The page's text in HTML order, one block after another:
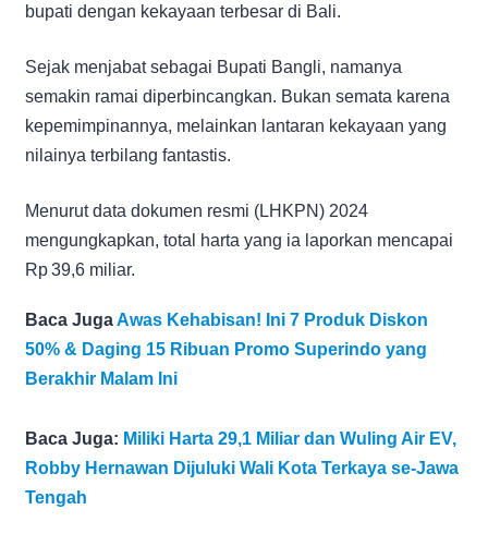
bupati dengan kekayaan terbesar di Bali.
Sejak menjabat sebagai Bupati Bangli, namanya
semakin ramai diperbincangkan. Bukan semata karena
kepemimpinannya, melainkan lantaran kekayaan yang
nilainya terbilang fantastis.
Menurut data dokumen resmi (LHKPN) 2024
mengungkapkan, total harta yang ia laporkan mencapai
Rp 39,6 miliar.
Baca JugaAwas Kehabisan! Ini 7 Produk Diskon
50% & Daging 15 Ribuan Promo Superindo yang
Berakhir Malam Ini
Baca Juga: Miliki Harta 29,1 Miliar dan Wuling Air EV,
Robby Hernawan Dijuluki Wali Kota Terkaya se-Jawa
Tengah